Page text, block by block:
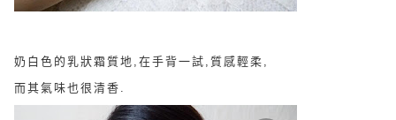
奶白色的乳狀霜質地,在手背一試,質感輕柔,
而其氣味也很清香.